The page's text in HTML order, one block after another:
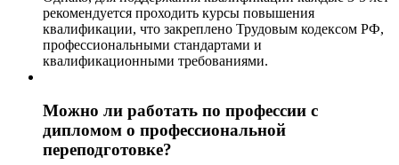
рекомендуется проходить курсы повышения
квалификации, что закреплено Трудовым кодексом РФ,
профессиональными стандартами и
квалификационными требованиями.
Можно ли работать по профессии с
дипломом о профессиональной
переподготовке?